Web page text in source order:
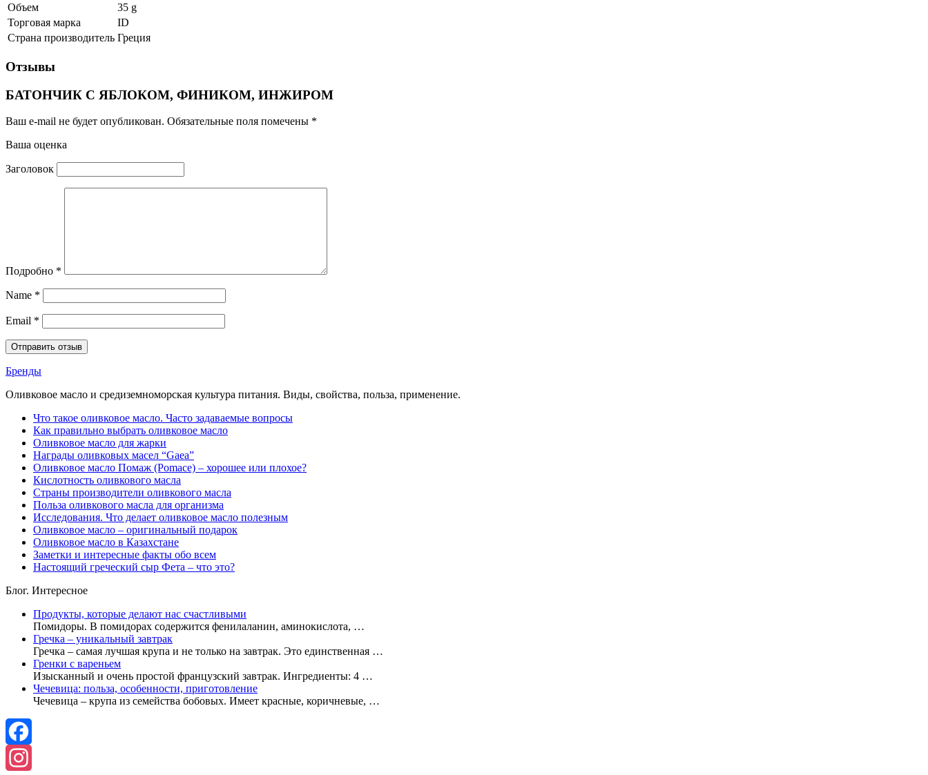
Объем 35 g
Торговая марка
ID
Страна производитель Греция
Отзывы
БАТОНЧИК С ЯБЛОКОМ, ФИНИКОМ, ИНЖИРОМ
Ваш e-mail не будет опубликован. Обязательные поля помечены *
Ваша оценка
Заголовок
Подробно *
Name *
Email *
Бренды
Оливковое масло и средиземноморская культура питания. Виды, свойства, польза, применение.
Что такое оливковое масло. Часто задаваемые вопросы
Как правильно выбрать оливковое масло
Оливковое масло для жарки
Награды оливковых масел “Gaea”
Оливковое масло Помаж (Pomace) – хорошее или плохое?
Кислотность оливкового масла
Страны производители оливкового масла
Польза оливкового масла для организма
Исследования. Что делает оливковое масло полезным
Оливковое масло – оригинальный подарок
Оливковое масло в Казахстане
Заметки и интересные факты обо всем
Настоящий греческий сыр Фета – что это?
Блог. Интересное
Продукты, которые делают нас счастливыми
Помидоры. В помидорах содержится фенилаланин, аминокислота, …
Гречка – уникальный завтрак
Гречка – самая лучшая крупа и не только на завтрак. Это единственная …
Гренки с вареньем
Изысканный и очень простой французский завтрак. Ингредиенты: 4 …
Чечевица: польза, особенности, приготовление
Чечевица – крупа из семейства бобовых. Имеет красные, коричневые, …
Facebook